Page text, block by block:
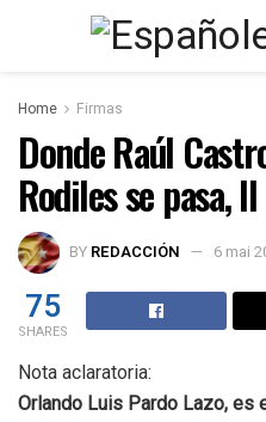
Home Firmas
Donde Raúl
Rodiles se pasa, II
BY REDACCIÓN 6 mai
75
SHARES
Nota aclaratoria:
Orlando Luis Pardo Lazo, es